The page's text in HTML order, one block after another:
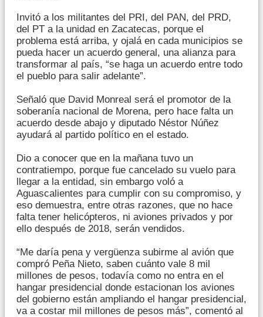
Invitó a los militantes del PRI, del PAN, del PRD,
del PT a la unidad en Zacatecas, porque el
problema está arriba, y ojalá en cada municipios se
pueda hacer un acuerdo general, una alianza para
transformar al país, “se haga un acuerdo entre todo
el pueblo para salir adelante”.
Señaló que David Monreal será el promotor de la
soberanía nacional de Morena, pero hace falta un
acuerdo desde abajo y diputado Néstor Núñez
ayudará al partido político en el estado.
Dio a conocer que en la mañana tuvo un
contratiempo, porque fue cancelado su vuelo para
llegar a la entidad, sin embargo voló a
Aguascalientes para cumplir con su compromiso, y
eso demuestra, entre otras razones, que no hace
falta tener helicópteros, ni aviones privados y por
ello después de 2018, serán vendidos.
“Me daría pena y vergüenza subirme al avión que
compró Peña Nieto, saben cuánto vale 8 mil
millones de pesos, todavía como no entra en el
hangar presidencial donde estacionan los aviones
del gobierno están ampliando el hangar presidencial,
va a costar mil millones de pesos más”, comentó al